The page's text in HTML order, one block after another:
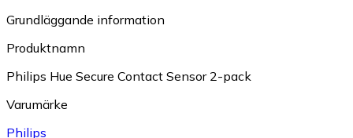
Grundläggande information
Produktnamn
Philips Hue Secure Contact Sensor 2-pack
Varumärke
Philips